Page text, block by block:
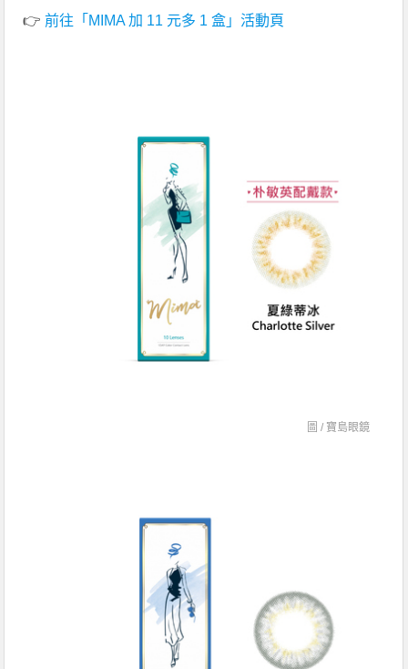
👉前往「MIMA 加 11 元多 1 盒」活動頁
圖 / 寶島眼鏡